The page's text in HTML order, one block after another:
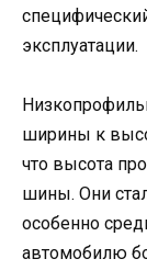
эксплуатации.
ширины к
что высота
шины. Они
особенно
автомобилю